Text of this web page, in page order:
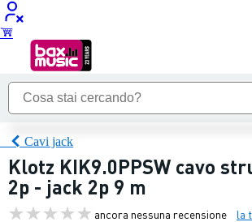
Cavi jack
Klotz KIK9.0PPSW cavo
2p - jack 2p 9 m
ancora nessuna recensione la